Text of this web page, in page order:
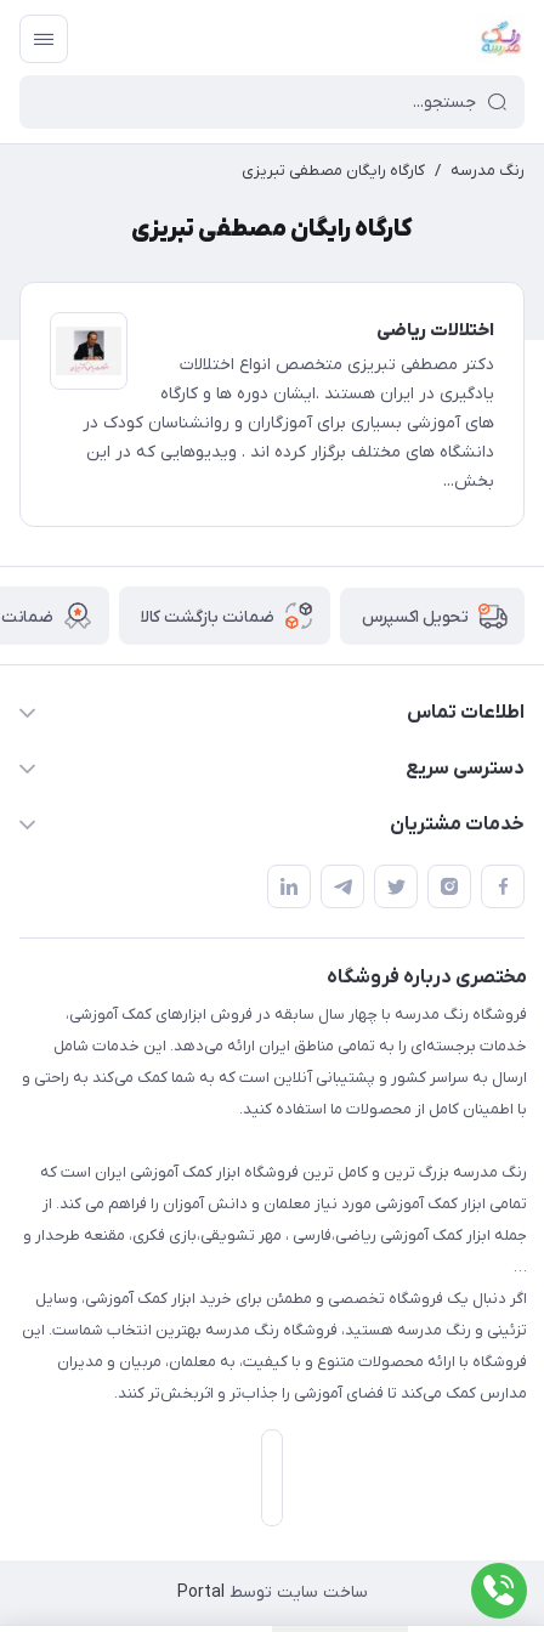
رنگ مدرسه / کارگاه رایگان مصطفی تبریزی
کارگاه رایگان مصطفی تبریزی
اختلالات ریاضی
دکتر مصطفی تبریزی متخصص انواع اختلالات
یادگیری در ایران هستند .ایشان دوره ها و کارگاه
های آموزشی بسیاری برای آموزگاران و روانشناسان کودک در
دانشگاه های مختلف برگزار کرده اند . ویدیوهایی که در این
بخش...
تحویل اکسپرس ضمانت بازگشت کالا ضمانت
اطلاعات تماس
02136781755
دسترسی سریع
پلنر و دفتر
استایل معلم و دانش آموز
بازی و نمایش
تزئین کلاس
طرح های تشویقی
گیفت ها و جوایز
سایر محصولات
خدمات مشتریان
قوانین و مقررات
حریم خصوصی
مختصری درباره فروشگاه
فروشگاه رنگ مدرسه با چهار سال سابقه در فروش ابزارهای کمک آموزشی،
خدمات برجسته‌ای را به تمامی مناطق ایران ارائه می‌دهد. این خدمات شامل
ارسال به سراسر کشور و پشتیبانی آنلاین است که به شما کمک می‌کند به راحتی و
با اطمینان کامل از محصولات ما استفاده کنید.
رنگ مدرسه بزرگ ترین و کامل ترین فروشگاه ابزار کمک آموزشی ایران است که
تمامی ابزار کمک آموزشی مورد نیاز معلمان و دانش آموزان را فراهم می کند. از
جمله ابزار کمک آموزشی ریاضی،فارسی ، مهر تشویقی،بازی فکری، مقنعه طرحدار و
…
اگر دنبال یک فروشگاه تخصصی و مطمئن برای خرید ابزار کمک آموزشی، وسایل
تزئینی و رنگ مدرسه هستید، فروشگاه رنگ مدرسه بهترین انتخاب شماست. این
فروشگاه با ارائه محصولات متنوع و با کیفیت، به معلمان، مربیان و مدیران
مدارس کمک می‌کند تا فضای آموزشی را جذاب‌تر و اثربخش‌تر کنند.
ساخت سایت توسط Portal